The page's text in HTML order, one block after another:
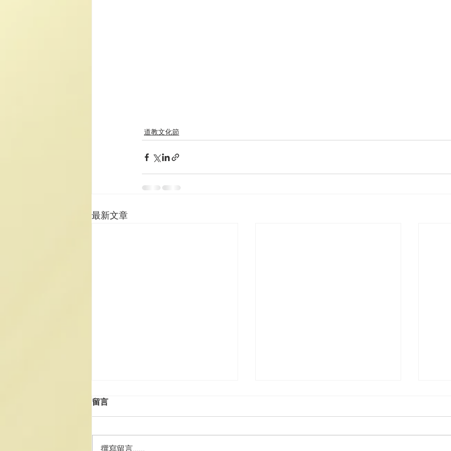
道教文化節
最新文章
留言